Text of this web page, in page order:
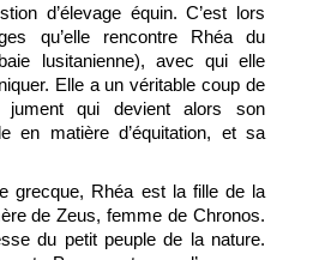
d’élevage équin. C’est lors
qu’elle rencontre Rhéa du
lusitanienne), avec qui elle
Elle a un véritable coup de
qui devient alors son
en matière d’équitation, et sa
grecque, Rhéa est la fille de la
de Zeus, femme de Chronos.
du petit peuple de la nature.